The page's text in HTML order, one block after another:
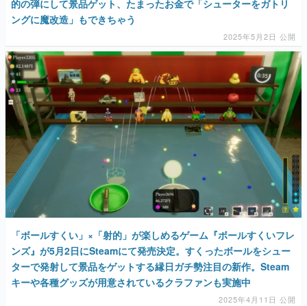
カテゴリ
特集記事
マンガ
女性向け
アプリレビュー
その他
電ファミニコゲーマーとは？
運営：株式会社マレ
的の弾にして景品ゲット、たまったお金で「シューターをガトリ
ングに魔改造」もできちゃう
2025年5月2日 公開
「ボールすくい」×「射的」が楽しめるゲーム『ボールすくいフレ
ンズ』が5月2日にSteamにて発売決定。すくったボールをシュー
ターで発射して景品をゲットする縁日ガチ勢注目の新作。Steam
キーや各種グッズが用意されているクラファンも実施中
2025年4月11日 公開